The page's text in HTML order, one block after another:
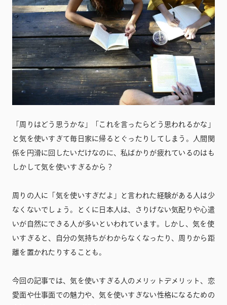
「周りはどう思うかな」「これを言ったらどう思われるかな」
と気を使いすぎて毎日家に帰るとぐったりしてしまう。人間関
係を円滑に回したいだけなのに、私ばかりが疲れているのはも
しかして気を使いすぎるから？
周りの人に「気を使いすぎだよ」と言われた経験がある人は少
なくないでしょう。とくに日本人は、さりげない気配りや心遣
いが自然にできる人が多いといわれています。しかし、気を使
いすぎると、自分の気持ちがわからなくなったり、周りから距
離を置かれたりすることも。
今回の記事では、気を使いすぎる人のメリットデメリット、恋
愛面や仕事面での魅力や、気を使いすぎない性格になるための